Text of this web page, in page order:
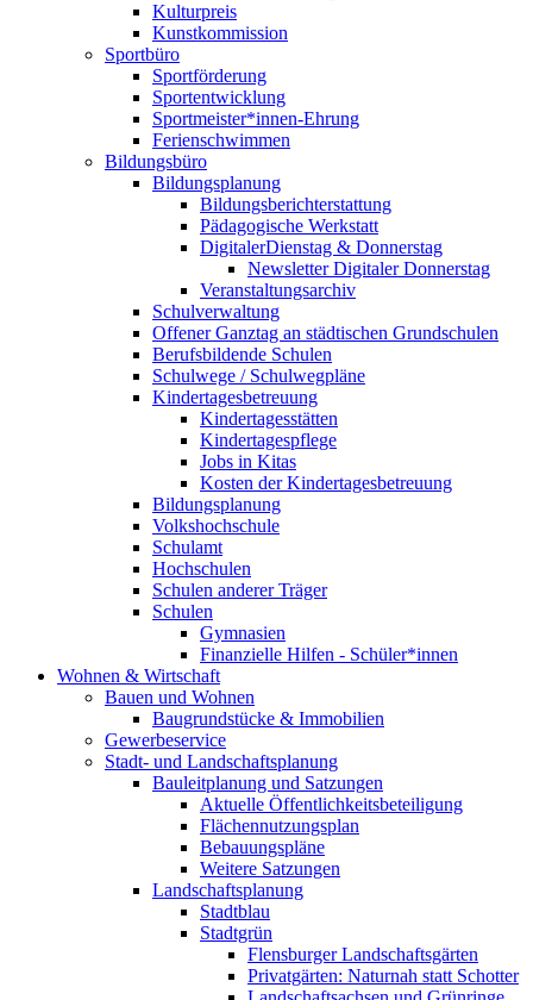
Kulturpreis
Kunstkommission
Sportbüro
Sportförderung
Sportentwicklung
Sportmeister*innen-Ehrung
Ferienschwimmen
Bildungsbüro
Bildungsplanung
Bildungsberichterstattung
Pädagogische Werkstatt
DigitalerDienstag & Donnerstag
Newsletter Digitaler Donnerstag
Veranstaltungsarchiv
Schulverwaltung
Offener Ganztag an städtischen Grundschulen
Berufsbildende Schulen
Schulwege / Schulwegpläne
Kindertagesbetreuung
Kindertagesstätten
Kindertagespflege
Jobs in Kitas
Kosten der Kindertagesbetreuung
Bildungsplanung
Volkshochschule
Schulamt
Hochschulen
Schulen anderer Träger
Schulen
Gymnasien
Finanzielle Hilfen - Schüler*innen
Wohnen & Wirtschaft
Bauen und Wohnen
Baugrundstücke & Immobilien
Gewerbeservice
Stadt- und Landschaftsplanung
Bauleitplanung und Satzungen
Aktuelle Öffentlichkeitsbeteiligung
Flächennutzungsplan
Bebauungspläne
Weitere Satzungen
Landschaftsplanung
Stadtblau
Stadtgrün
Flensburger Landschaftsgärten
Privatgärten: Naturnah statt Schotter